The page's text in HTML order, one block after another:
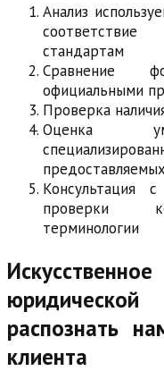
Анализ
стандартам
Сравнение
официальными
Проверка
Оценка
Консультация
проверки
терминологии
распознать
клиента